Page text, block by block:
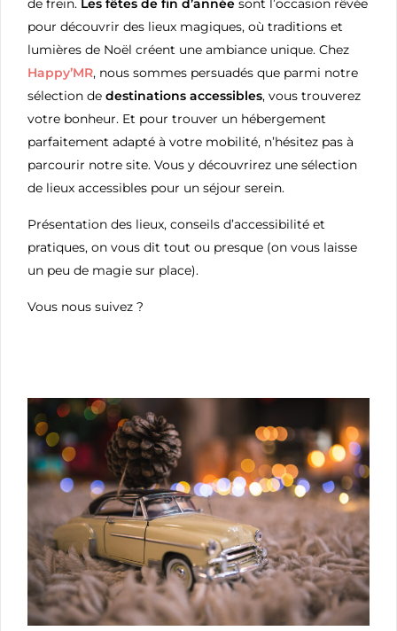
de frein. Les fêtes de fin d’annéesont l’occasion rêvée
pour découvrir des lieux magiques, où traditions et
lumières de Noël créent une ambiance unique. Chez
Happy’MR, nous sommes persuadés que parmi notre
sélection dedestinations accessibles, vous trouverez
votre bonheur. Et pour trouver un hébergement
parfaitement adapté à votre mobilité, n’hésitez pas à
parcourir notre site. Vous y découvrirez une sélection
de lieux accessibles pour un séjour serein.
Présentation des lieux, conseils d’accessibilité et
pratiques, on vous dit tout ou presque (on vous laisse
un peu de magie sur place).
Vous nous suivez ?